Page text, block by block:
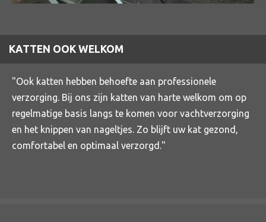
KATTEN OOK WELKOM
"Ook katten hebben behoefte aan professionele
verzorging. Bij ons zijn katten van harte welkom om op
regelmatige basis langs te komen voor vachtverzorging
en het knippen van nageltjes. Zo blijft uw kat gezond,
comfortabel en optimaal verzorgd."